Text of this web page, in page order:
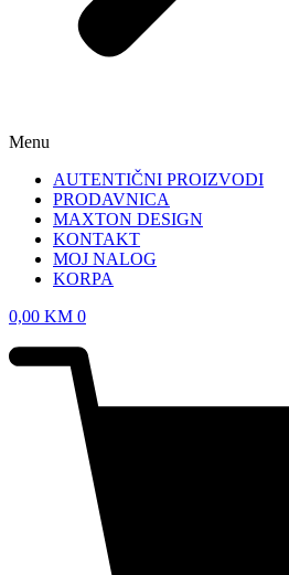
Menu
AUTENTIČNI PROIZVODI
PRODAVNICA
MAXTON DESIGN
KONTAKT
MOJ NALOG
KORPA
0,00 KM 0